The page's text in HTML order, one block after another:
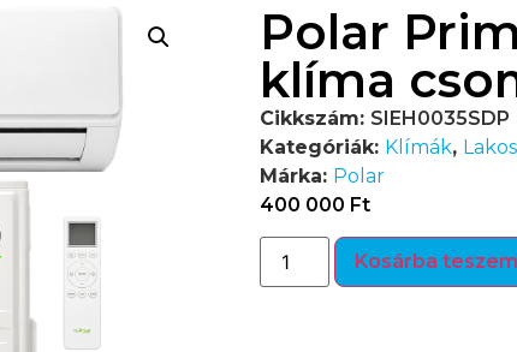
Polar
klíma
Cikkszám: SIEH0035SDP
Kategóriák: Klímák,
Márka: Polar
400 000 Ft
Kosárba teszem